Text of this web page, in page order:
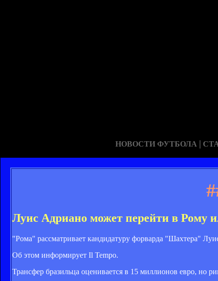
НОВОСТИ ФУТБОЛА |
Луис Адриано может перейти в Рому
"Рома" рассматривает кандидатуру форварда "Шахтера"
Об этом информирует Il Tempo.
Трансфер бразильца оценивается в 15 миллионов евро, но